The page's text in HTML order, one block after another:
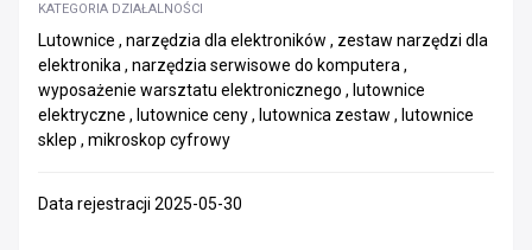
KATEGORIA DZIAŁALNOŚCI
Lutownice , narzędzia dla elektroników , zestaw narzędzi dla
elektronika , narzędzia serwisowe do komputera ,
wyposażenie warsztatu elektronicznego , lutownice
elektryczne , lutownice ceny , lutownica zestaw , lutownice
sklep , mikroskop cyfrowy
Data rejestracji 2025-05-30